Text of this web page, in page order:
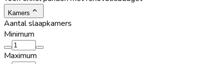
Kamers
Aantal slaapkamers
Minimum
Maximum